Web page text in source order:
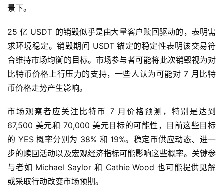
景下。
25 亿 USDT 的销毁似乎是由大量客户赎回驱动的，表明需
求环境稳定。销毁期间 USDT 锚定的稳定性表明该交易符
合维持市场均衡的目标。市场参与者可能将此次销毁视为对
比特币价格上行压力的支持，一些人认为可能对 7 月比特
币价格走势产生影响。
市场观察者应关注比特币 7 月价格预测，特别是达到
67,500 美元和 70,000 美元目标的可能性，目前这些目标
的 YES 概率分别为 38% 和 19%。稳定币供应动态、进一
步的赎回活动以及宏观经济指标可能影响这些概率。关键参
与者如 Michael Saylor 和 Cathie Wood 也可能提供见解
或采取行动改变市场预期。